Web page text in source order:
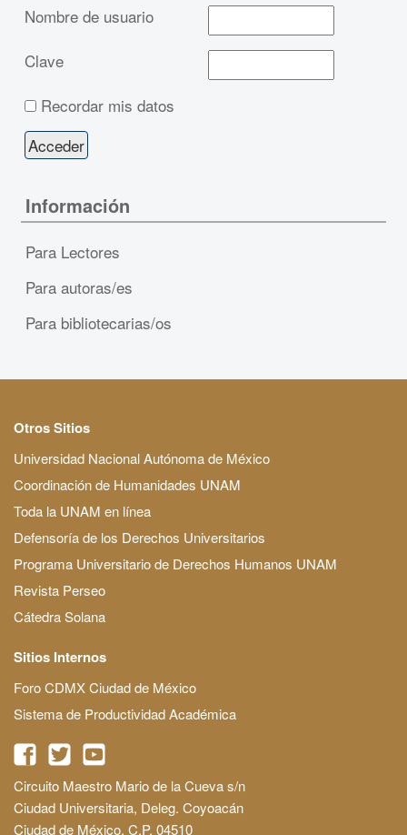
Nombre de usuario
Clave
Recordar mis datos
Información
Para Lectores
Para autoras/es
Para bibliotecarias/os
Otros Sitios
Universidad Nacional Autónoma de México
Coordinación de Humanidades UNAM
Toda la UNAM en línea
Defensoría de los Derechos Universitarios
Programa Universitario de Derechos Humanos UNAM
Revista Perseo
Cátedra Solana
Sitios Internos
Foro CDMX Ciudad de México
Sistema de Productividad Académica
Circuito Maestro Mario de la Cueva s/n
Ciudad Universitaria, Deleg. Coyoacán
Ciudad de México, C.P. 04510